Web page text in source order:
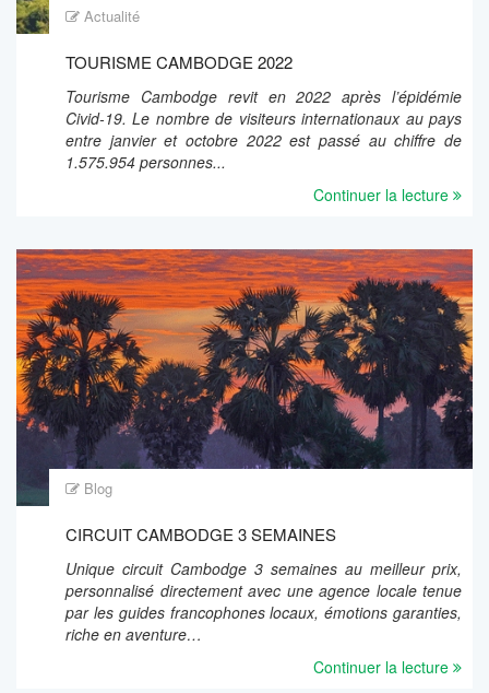
Actualité
TOURISME CAMBODGE 2022
Tourisme Cambodge revit en 2022 après l’épidémie
Civid-19. Le nombre de visiteurs internationaux au pays
entre janvier et octobre 2022 est passé au chiffre de
1.575.954 personnes...
Continuer la lecture
Blog
CIRCUIT CAMBODGE 3 SEMAINES
Unique circuit Cambodge 3 semaines au meilleur prix,
personnalisé directement avec une agence locale tenue
par les guides francophones locaux, émotions garanties,
riche en aventure…
Continuer la lecture